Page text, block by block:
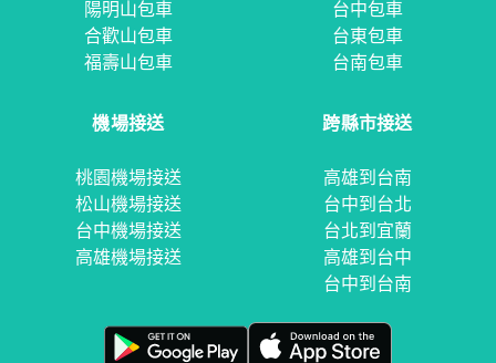
陽明山包車
合歡山包車
福壽山包車
台中包車
台東包車
台南包車
機場接送
桃園機場接送
松山機場接送
台中機場接送
高雄機場接送
跨縣市接送
高雄到台南
台中到台北
台北到宜蘭
高雄到台中
台中到台南